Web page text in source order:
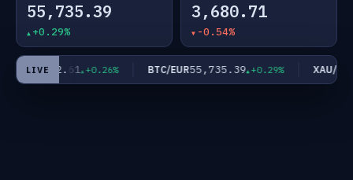
55,735.39
+0.29%
3,680.71
-0.54%
LIVE
JPY182.61 +0.26% BTC/EUR55,735.39 +0.29% XAU/EUR